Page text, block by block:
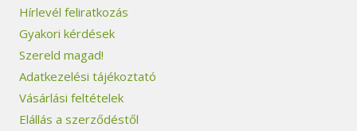
Hírlevél feliratkozás
Gyakori kérdések
Szereld magad!
Adatkezelési tájékoztató
Vásárlási feltételek
Elállás a szerződéstől